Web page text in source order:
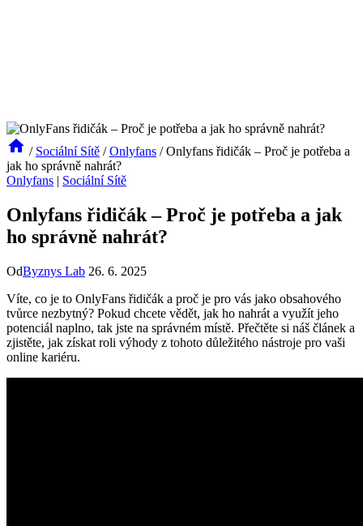
/ Sociální Sítě / Onlyfans / Onlyfans řidičák – Proč je potřeba a
jak ho správně nahrát?
Onlyfans | Sociální Sítě
Onlyfans řidičák – Proč je potřeba a jak
ho správně nahrát?
OdByznys Lab 26. 6. 2025
Víte, co je to OnlyFans řidičák a proč je pro vás jako obsahového
tvůrce nezbytný? Pokud chcete vědět, jak ho nahrát a využít jeho
potenciál naplno, tak jste na správném místě. Přečtěte si náš článek a
zjistěte, jak získat roli výhody z tohoto důležitého nástroje pro vaši
online kariéru.